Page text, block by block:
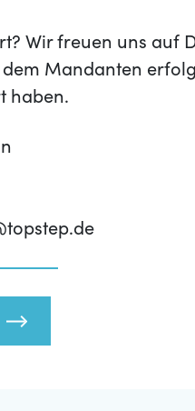
Wir freuen uns auf
dem Mandanten
haben.